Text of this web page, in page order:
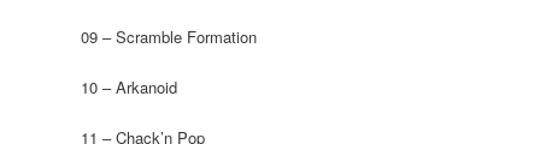
09 – Scramble Formation
10 – Arkanoid
11 – Chack’n Pop